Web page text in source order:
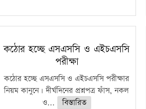
কঠোর হচ্ছে এসএসসি ও এইচএসসি
পরীক্ষা
কঠোর হচ্ছে এসএসসি ও এইচএসসি পরীক্ষার
নিয়ম কানুনে। দীর্ঘদিনের প্রশ্নপত্র ফাঁস, নকল
ও...
বিস্তারিত